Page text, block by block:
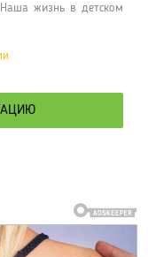
жизнь в детском